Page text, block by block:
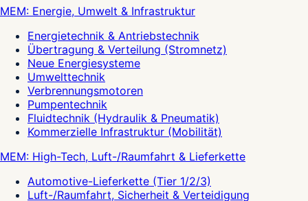
MEM: Energie, Umwelt & Infrastruktur
Energietechnik & Antriebstechnik
Übertragung & Verteilung (Stromnetz)
Neue Energiesysteme
Umwelttechnik
Verbrennungsmotoren
Pumpentechnik
Fluidtechnik (Hydraulik & Pneumatik)
Kommerzielle Infrastruktur (Mobilität)
MEM: High-Tech, Luft-/Raumfahrt & Lieferkette
Automotive-Lieferkette (Tier 1/2/3)
Luft-/Raumfahrt, Sicherheit & Verteidigung